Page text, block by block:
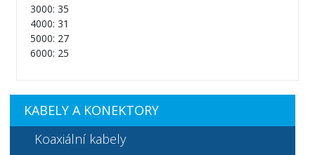
3000: 35
4000: 31
5000: 27
6000: 25
KABELY A KONEKTORY
Koaxiální kabely